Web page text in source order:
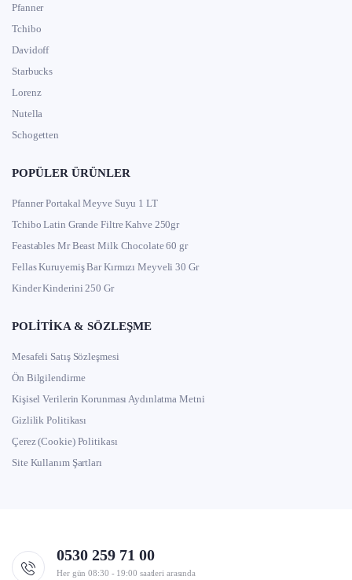
Pfanner
Tchibo
Davidoff
Starbucks
Lorenz
Nutella
Schogetten
POPÜLER ÜRÜNLER
Pfanner Portakal Meyve Suyu 1 LT
Tchibo Latin Grande Filtre Kahve 250gr
Feastables Mr Beast Milk Chocolate 60 gr
Fellas Kuruyemiş Bar Kırmızı Meyveli 30 Gr
Kinder Kinderini 250 Gr
POLITIKA & SÖZLEŞME
Mesafeli Satış Sözleşmesi
Ön Bilgilendirme
Kişisel Verilerin Korunması Aydınlatma Metni
Gizlilik Politikası
Çerez (Cookie) Politikası
Site Kullanım Şartları
0530 259 71 00
Her gün 08:30 - 19:00 saatleri arasında